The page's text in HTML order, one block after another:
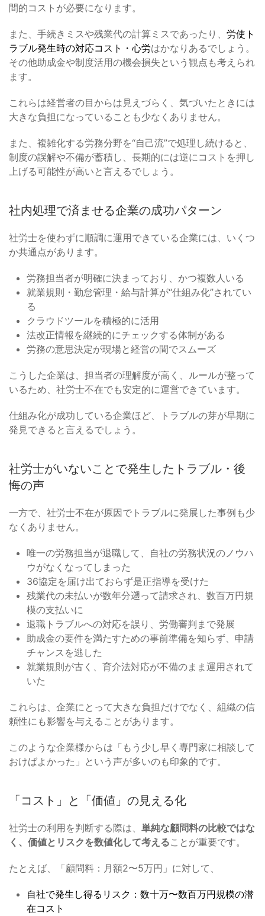
間的コストが必要になります。
また、手続きミスや残業代の計算ミスであったり、 労使ト
ラブル発生時の対応コスト・心労はかなりあるでしょう。
その他助成金や制度活用の機会損失という観点も考えられ
ます。
これらは経営者の目からは見えづらく、気づいたときには
大きな負担になっていることも少なくありません。
また、複雑化する労務分野を“自己流”で処理し続けると、
制度の誤解や不備が蓄積し、長期的には逆にコストを押し
上げる可能性が高いと言えるでしょう。
社内処理で済ませる企業の成功パターン
社労士を使わずに順調に運用できている企業には、いくつ
か共通点があります。
労務担当者が明確に決まっており、かつ複数人いる
就業規則・勤怠管理・給与計算が“仕組み化”されてい
る
クラウドツールを積極的に活用
法改正情報を継続的にチェックする体制がある
労務の意思決定が現場と経営の間でスムーズ
こうした企業は、担当者の理解度が高く、ルールが整って
いるため、社労士不在でも安定的に運営できています。
仕組み化が成功している企業ほど、トラブルの芽が早期に
発見できると言えるでしょう。
社労士がいないことで発生したトラブル・後
悔の声
一方で、社労士不在が原因でトラブルに発展した事例も少
なくありません。
唯一の労務担当が退職して、自社の労務状況のノウハ
ウがなくなってしまった
36協定を届け出ておらず是正指導を受けた
残業代の未払いが数年分遡って請求され、数百万円規
模の支払いに
退職トラブルへの対応を誤り、労働審判まで発展
助成金の要件を満たすための事前準備を知らず、申請
チャンスを逃した
就業規則が古く、育介法対応が不備のまま運用されて
いた
これらは、企業にとって大きな負担だけでなく、組織の信
頼性にも影響を与えることがあります。
このような企業様からは「もう少し早く専門家に相談して
おけばよかった」という声が多いのも印象的です。
「コスト」と「価値」の見える化
社労士の利用を判断する際は、 単純な顧問料の比較ではな
く、価値とリスクを数値化して考えることが重要です。
たとえば、「顧問料：月額2〜5万円」に対して、
自社で発生し得るリスク：数十万〜数百万円規模の潜
在コスト